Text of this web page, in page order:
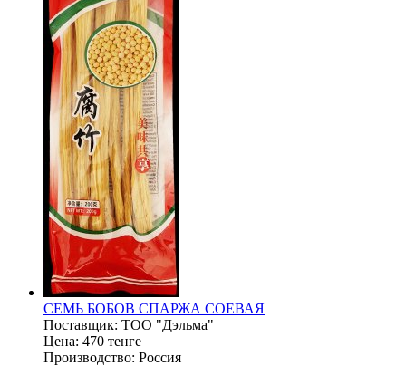
СЕМЬ БОБОВ СПАРЖА СОЕВАЯ
Поставщик: ТОО "Дэльма"
Цена: 470 тенге
Производство: Россия